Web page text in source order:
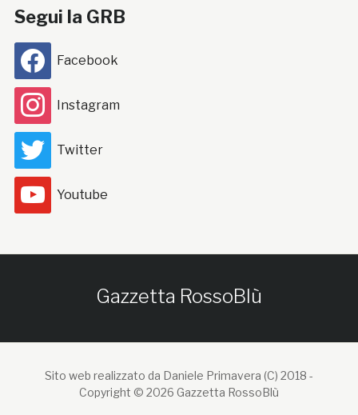
Segui la GRB
Facebook
Instagram
Twitter
Youtube
Gazzetta RossoBlù
Sito web realizzato da Daniele Primavera (C) 2018 -
Copyright © 2026 Gazzetta RossoBlù